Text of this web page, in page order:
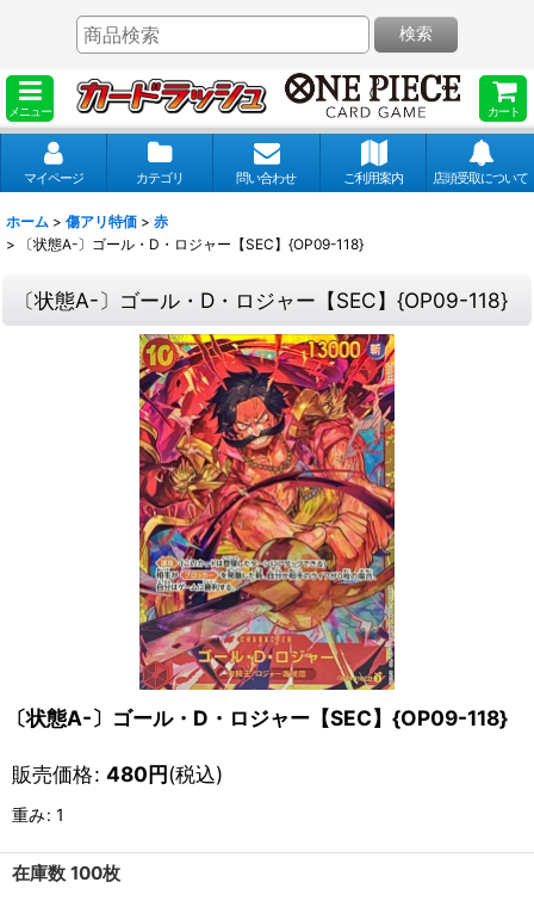
メニュー カート
検索
マイページ カテゴリ 問い合わせ ご利用案内 店頭受取について
ホーム > 傷アリ特価 > 赤
>
〔状態A-〕ゴール・D・ロジャー【SEC】{OP09-118}
〔状態A-〕ゴール・D・ロジャー【SEC】{OP09-118}
〔状態A-〕ゴール・D・ロジャー【SEC】{OP09-118}
販売価格: 480円(税込)
重み: 1
在庫数 100枚